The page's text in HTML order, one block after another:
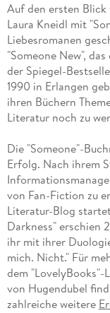
Auf den ersten
Laura Kneidl mit
Liebesromanen
"Someone New",
der Spiegel-
1990 in Erlangen
ihren Büchern
Literatur noch zu
Die "Someone"-
Erfolg. Nach ihrem
von Fan-Fiction zu
Literatur-Blog
Darkness" erschien
ihr mit ihrer
mich. Nicht." Für
dem "LovelyBooks"-
von Hugendubel
zahlreiche weitere